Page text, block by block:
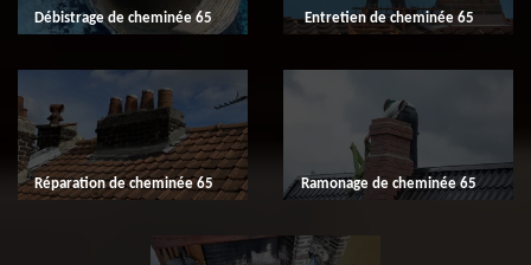
Débistrage de cheminée 65 Entretien de cheminée 65
Réparation de cheminée 65 Ramonage de cheminée 65